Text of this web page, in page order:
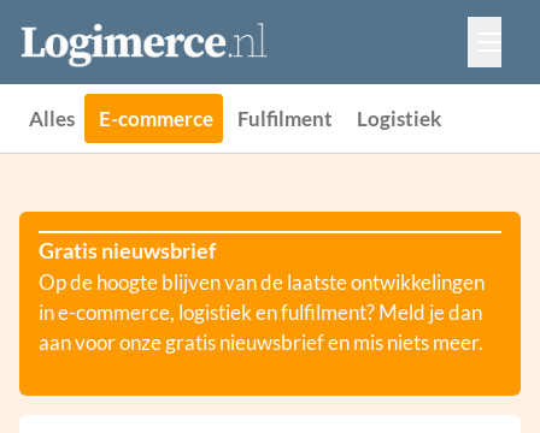
Vacatures
Events
Adverteren
Partners
Alles E-commerce Fulfilment Logistiek
Gratis nieuwsbrief
Op de hoogte blijven van de laatste ontwikkelingen
in e-commerce, logistiek en fulfilment? Meld je dan
aan voor onze gratis nieuwsbrief en mis niets meer.